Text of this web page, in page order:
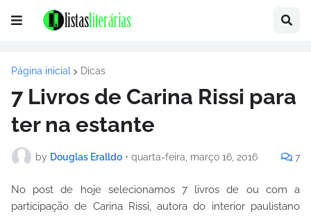
Página inicial Dicas
7 Livros de Carina Rissi para
ter na estante
by Douglas Eralldo • quarta-feira, março 16, 2016 7
No post de hoje selecionamos 7 livros de ou com a
participação de Carina Rissi, autora do interior paulistano